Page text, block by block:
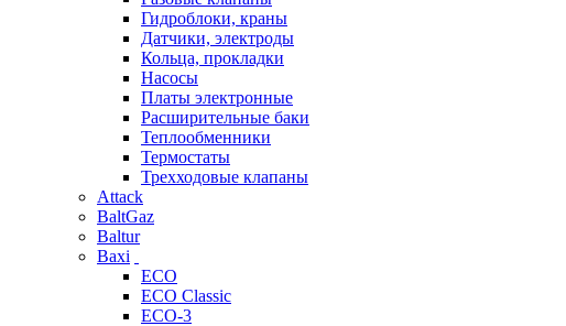
Гидроблоки, краны
Датчики, электроды
Кольца, прокладки
Насосы
Платы электронные
Расширительные баки
Теплообменники
Термостаты
Трехходовые клапаны
Attack
BaltGaz
Baltur
Baxi
ECO
ECO Classic
ECO-3